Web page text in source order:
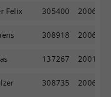
Felix 305400 2006
308918 2006
137267 2001
308735 2006